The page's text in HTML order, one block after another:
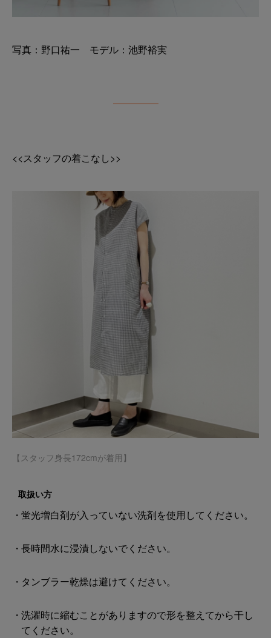
写真：野口祐一 モデル：池野裕実
<<スタッフの着こなし>>
【スタッフ身長172cmが着用】
取扱い方
蛍光増白剤が入っていない洗剤を使用してください。
長時間水に浸漬しないでください。
タンブラー乾燥は避けてください。
洗濯時に縮むことがありますので形を整えてから干し
てください。